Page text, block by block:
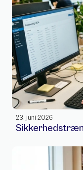
23. juni 2026